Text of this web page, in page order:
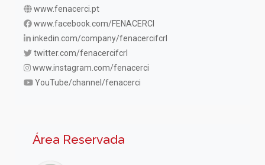
www.fenacerci.pt
www.facebook.com/FENACERCI
inkedin.com/company/fenacercifcrl
twitter.com/fenacercifcrl
www.instagram.com/fenacerci
YouTube/channel/fenacerci
Área Reservada